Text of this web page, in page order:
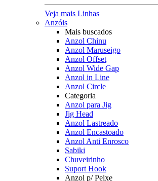
Veja mais Linhas
Anzóis
Mais buscados
Anzol Chinu
Anzol Maruseigo
Anzol Offset
Anzol Wide Gap
Anzol in Line
Anzol Circle
Categoria
Anzol para Jig
Jig Head
Anzol Lastreado
Anzol Encastoado
Anzol Anti Enrosco
Sabiki
Chuveirinho
Suport Hook
Anzol p/ Peixe